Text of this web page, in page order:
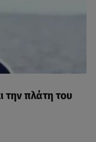
την πλάτη του